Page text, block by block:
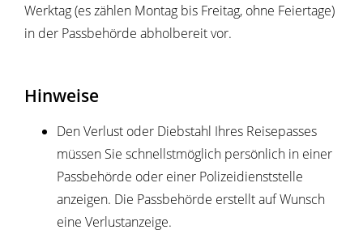
Werktag (es zählen Montag bis Freitag, ohne Feiertage)
in der Passbehörde abholbereit vor.
Hinweise
Den Verlust oder Diebstahl Ihres Reisepasses
müssen Sie schnellstmöglich persönlich in einer
Passbehörde oder einer Polizeidienststelle
anzeigen. Die Passbehörde erstellt auf Wunsch
eine Verlustanzeige.